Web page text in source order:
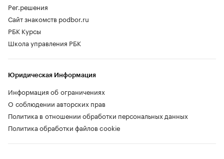
Рег.решения
Сайт знакомств podbor.ru
РБК Курсы
Школа управления РБК
Юридическая Информация
Информация об ограничениях
О соблюдении авторских прав
Политика в отношении обработки персональных данных
Политика обработки файлов cookie